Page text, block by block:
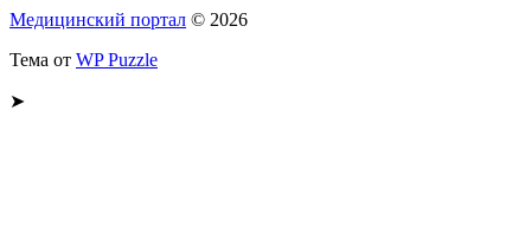
Медицинский портал © 2026
Тема от WP Puzzle
➤